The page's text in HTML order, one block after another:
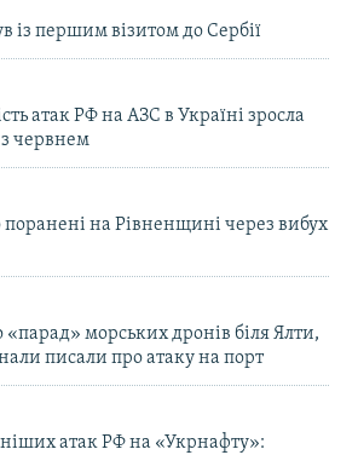
із першим візитом до Сербії
атак РФ на АЗС в Україні зросла
з червнем
на Рівненщині через вибух
морських дронів біля Ялти,
писали про атаку на порт
атак РФ на «Укрнафту»: